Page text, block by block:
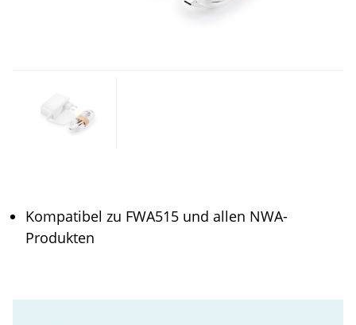
Kompatibel zu FWA515 und allen NWA-
Produkten